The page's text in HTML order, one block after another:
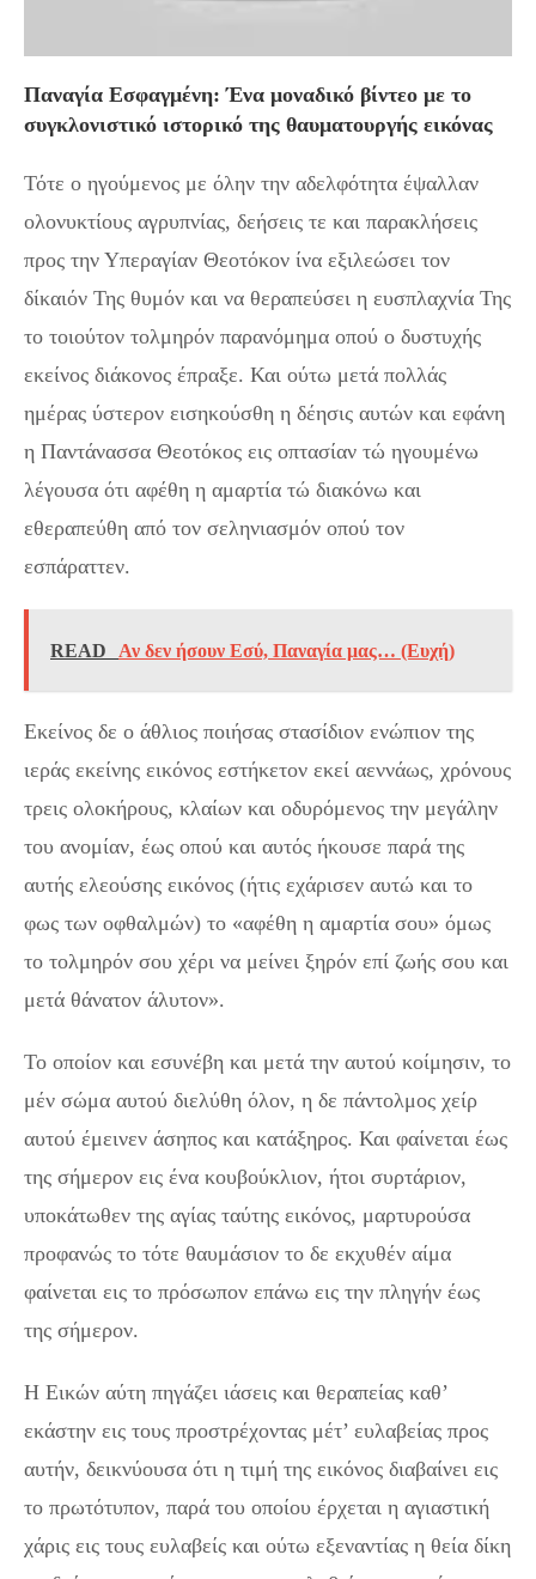
Παναγία Εσφαγμένη: Ένα μοναδικό βίντεο με το
συγκλονιστικό ιστορικό της θαυματουργής εικόνας
Τότε ο ηγούμενος με όλην την αδελφότητα έψαλλαν
ολονυκτίους αγρυπνίας, δεήσεις τε και παρακλήσεις
προς την Υπεραγίαν Θεοτόκον ίνα εξιλεώσει τον
δίκαιόν Της θυμόν και να θεραπεύσει η ευσπλαχνία Της
το τοιούτον τολμηρόν παρανόμημα οπού ο δυστυχής
εκείνος διάκονος έπραξε. Και ούτω μετά πολλάς
ημέρας ύστερον εισηκούσθη η δέησις αυτών και εφάνη
η Παντάνασσα Θεοτόκος εις οπτασίαν τώ ηγουμένω
λέγουσα ότι αφέθη η αμαρτία τώ διακόνω και
εθεραπεύθη από τον σεληνιασμόν οπού τον
εσπάραττεν.
READ Αν δεν ήσουν Εσύ, Παναγία μας… (Ευχή)
Εκείνος δε ο άθλιος ποιήσας στασίδιον ενώπιον της
ιεράς εκείνης εικόνος εστήκετον εκεί αεννάως, χρόνους
τρεις ολοκήρους, κλαίων και οδυρόμενος την μεγάλην
του ανομίαν, έως οπού και αυτός ήκουσε παρά της
αυτής ελεούσης εικόνος (ήτις εχάρισεν αυτώ και το
φως των οφθαλμών) το «αφέθη η αμαρτία σου» όμως
το τολμηρόν σου χέρι να μείνει ξηρόν επί ζωής σου και
μετά θάνατον άλυτον».
Το οποίον και εσυνέβη και μετά την αυτού κοίμησιν, το
μέν σώμα αυτού διελύθη όλον, η δε πάντολμος χείρ
αυτού έμεινεν άσηπος και κατάξηρος. Και φαίνεται έως
της σήμερον εις ένα κουβούκλιον, ήτοι συρτάριον,
υποκάτωθεν της αγίας ταύτης εικόνος, μαρτυρούσα
προφανώς το τότε θαυμάσιον το δε εκχυθέν αίμα
φαίνεται εις το πρόσωπον επάνω εις την πληγήν έως
της σήμερον.
Η Εικών αύτη πηγάζει ιάσεις και θεραπείας καθ’
εκάστην εις τους προστρέχοντας μέτ’ ευλαβείας προς
αυτήν, δεικνύουσα ότι η τιμή της εικόνος διαβαίνει εις
το πρωτότυπον, παρά του οποίου έρχεται η αγιαστική
χάρις εις τους ευλαβείς και ούτω εξεναντίας η θεία δίκη